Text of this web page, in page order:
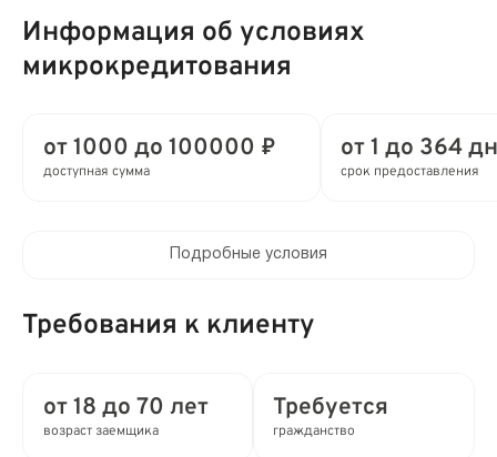
Информация об условиях
микрокредитования
от 1000 до 100000 ₽
доступная сумма
от 1 до 364
срок предоставления
от 0 до 0.8%
Подробные условия
Требования к клиенту
от 18 до 70 лет
возраст заемщика
Требуется
гражданство